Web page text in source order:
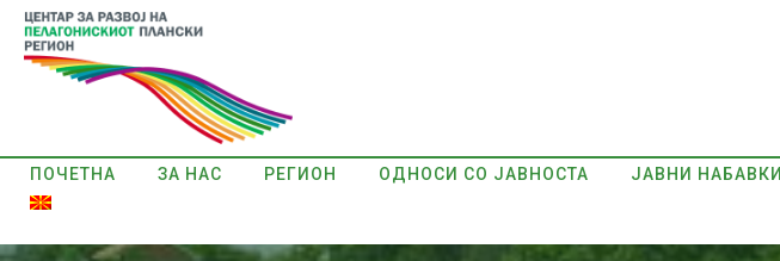
ПОЧЕТНА ЗА НАС РЕГИОН ОДНОСИ СО ЈАВНОСТА ЈАВНИ НАБАВКИ